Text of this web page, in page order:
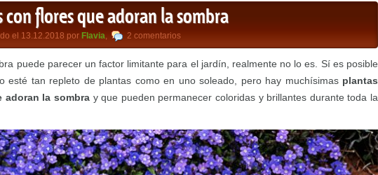
con flores que adoran la sombra
el 13.12.2018 por Flavia, 2 comentarios
puede parecer un factor limitante para el jardín, realmente no lo es. Sí es posible
esté tan repleto de plantas como en uno soleado, pero hay muchísimas plantas
adoran la sombra y que pueden permanecer coloridas y brillantes durante toda la